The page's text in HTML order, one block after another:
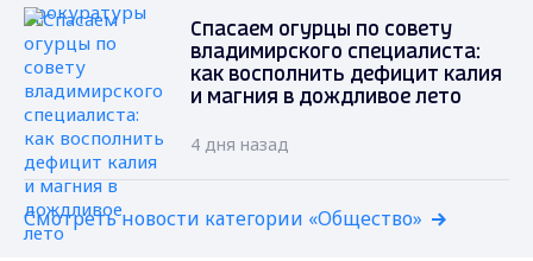
Спасаем огурцы по совету
владимирского специалиста:
как восполнить дефицит калия
и магния в дождливое лето
4 дня назад
Смотреть новости категории «Общество»